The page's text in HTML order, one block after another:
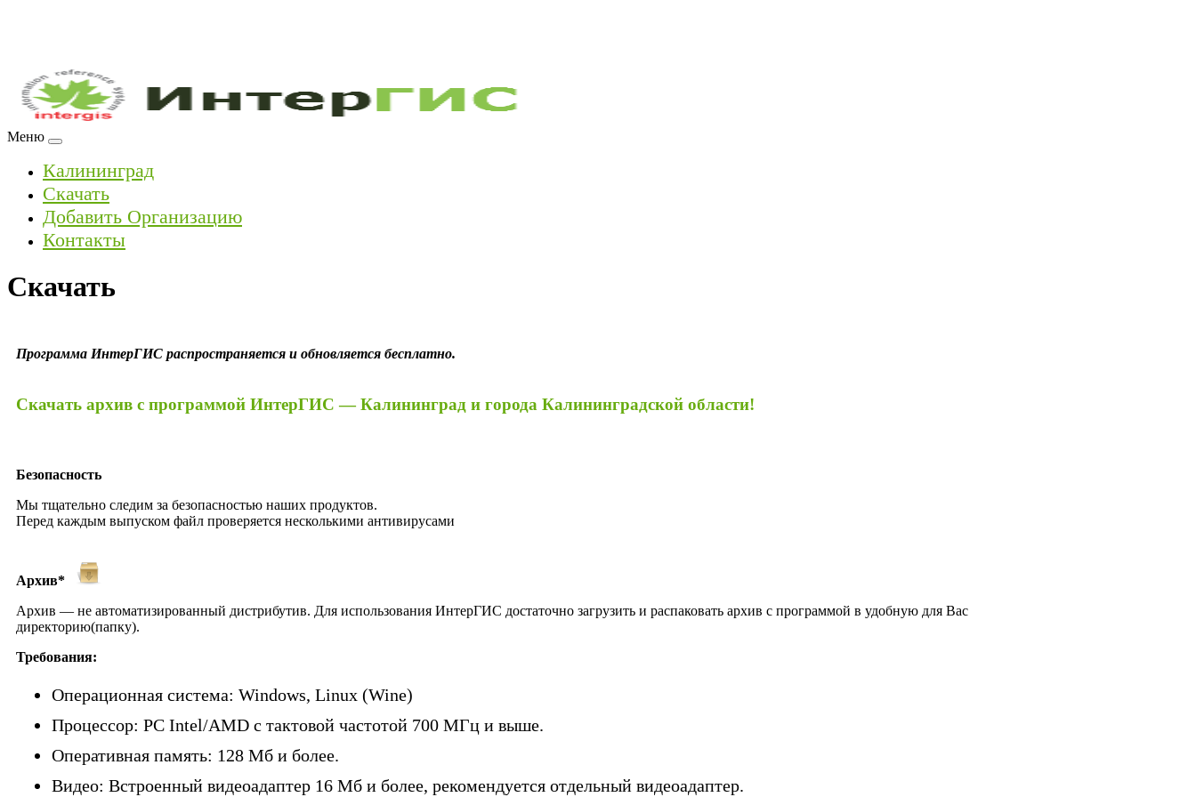
Меню
Калининград
Скачать
Добавить Организацию
Контакты
Скачать
Программа ИнтерГИС распространяется и обновляется бесплатно.
Скачать архив с программой ИнтерГИС — Калининград и города Калининградской области!
Безопасность
Мы тщательно следим за безопасностью наших продуктов.
Перед каждым выпуском файл проверяется несколькими антивирусами
Архив*
Архив — не автоматизированный дистрибутив. Для использования ИнтерГИС достаточно загрузить и распаковать архив с программой в удобную для Вас
директорию(папку).
Требования:
Операционная система: Windows, Linux (Wine)
Процессор: PC Intel/AMD с тактовой частотой 700 МГц и выше.
Оперативная память: 128 Мб и более.
Видео: Встроенный видеоадаптер 16 Мб и более, рекомендуется отдельный видеоадаптер.